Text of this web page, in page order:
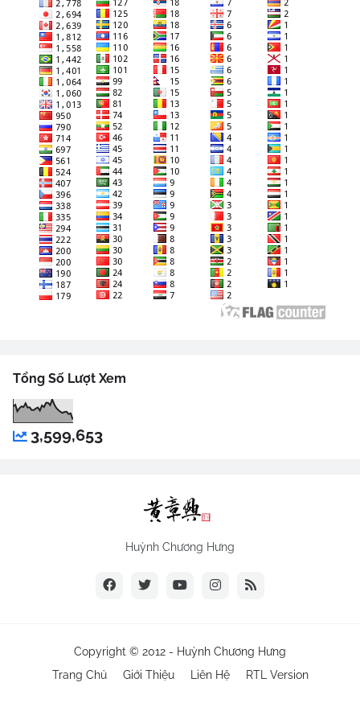
Tổng Số Lượt Xem
3,599,653
Huỳnh Chương Hưng
Copyright © 2012 - Huỳnh Chương Hưng
Trang Chủ
Giới Thiệu Liên Hệ RTL Version